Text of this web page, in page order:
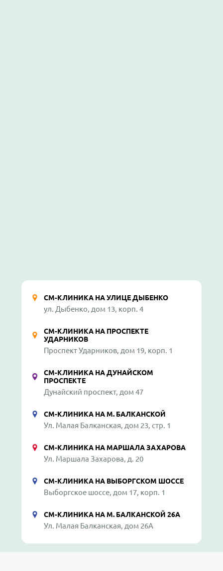
СМ-КЛИНИКА НА УЛИЦЕ ДЫБЕНКО
ул. Дыбенко, дом 13, корп. 4
СМ-КЛИНИКА НА ПРОСПЕКТЕ
УДАРНИКОВ
Проспект Ударников, дом 19, корп. 1
СМ-КЛИНИКА НА ДУНАЙСКОМ
ПРОСПЕКТЕ
Дунайский проспект, дом 47
СМ-КЛИНИКА НА М. БАЛКАНСКОЙ
Ул. Малая Балканская, дом 23, стр. 1
СМ-КЛИНИКА НА МАРШАЛА ЗАХАРОВА
Ул. Маршала Захарова, д. 20
СМ-КЛИНИКА НА ВЫБОРГСКОМ ШОССЕ
Выборгское шоссе, дом 17, корп. 1
СМ-КЛИНИКА НА М. БАЛКАНСКОЙ 26А
Ул. Малая Балканская, дом 26А